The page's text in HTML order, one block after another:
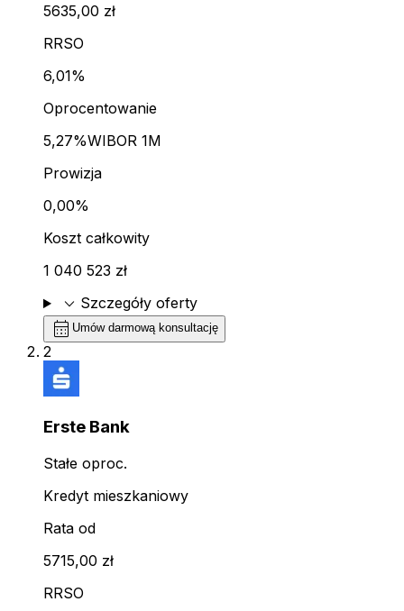
5635,00 zł
RRSO
6,01%
Oprocentowanie
5,27%WIBOR 1M
Prowizja
0,00%
Koszt całkowity
1 040 523 zł
expand_more Szczegóły oferty
calendar_month Umów darmową konsultację
2
Erste Bank
Stałe oproc.
Kredyt mieszkaniowy
Rata od
5715,00 zł
RRSO